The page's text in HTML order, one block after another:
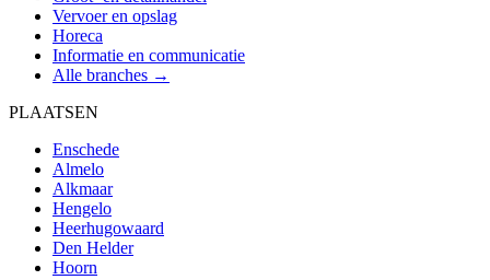
Vervoer en opslag
Horeca
Informatie en communicatie
Alle branches →
PLAATSEN
Enschede
Almelo
Alkmaar
Hengelo
Heerhugowaard
Den Helder
Hoorn